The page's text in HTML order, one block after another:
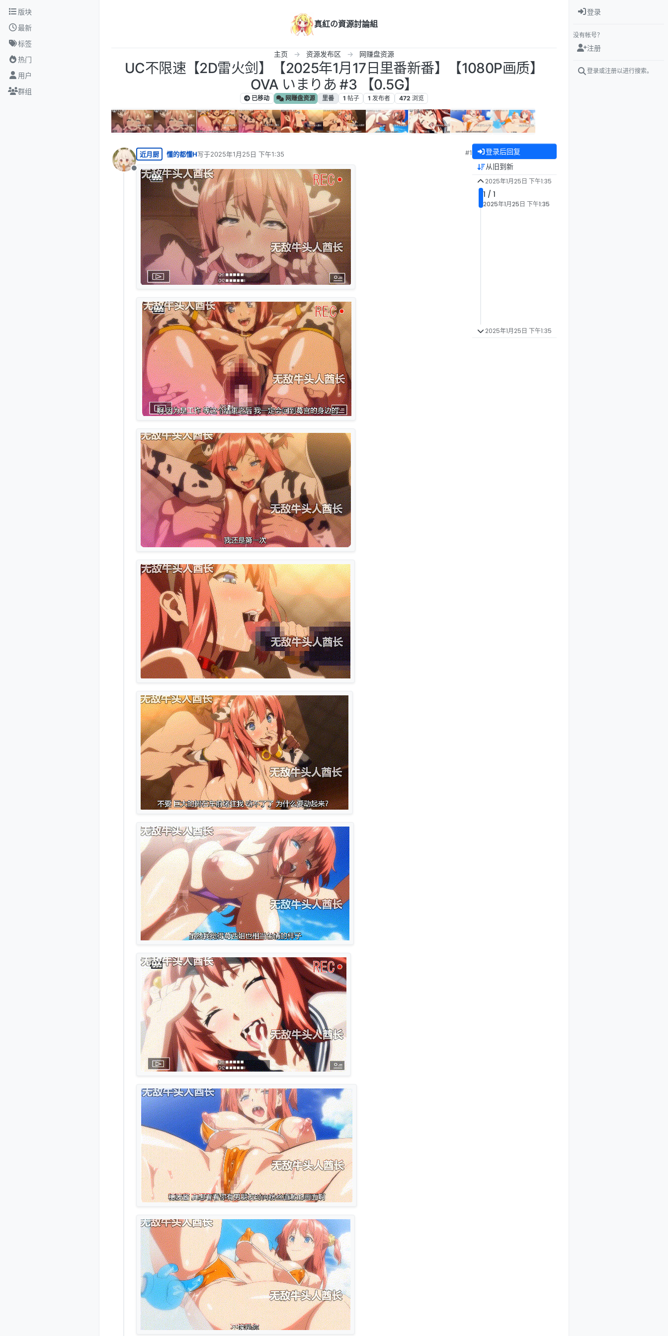
跳转至内容
版块
最新
标签
热门
用户
群组
真紅の資源討論組
主页 资源发布区 网赚盘资源
UC不限速【2D雷火剑】【2025年1月17日里番新番】【1080P画质】
OVA いまりあ #3 【0.5G】
已移动 网赚盘资源 里番 1 帖子 1 发布者 472 浏览
离线
近月厨 懂的都懂H写于2025年1月25日 下午1:35
最后由 编辑
#1 登录后回复
从旧到新
2025年1月25日 下午1:35
1 / 1
2025年1月25日 下午1:35
2025年1月25日 下午1:35
登录
没有帐号？
注册
登录或注册以进行搜索。